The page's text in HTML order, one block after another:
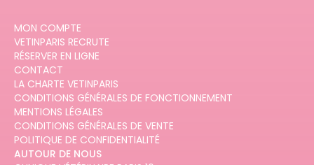
MON COMPTE
VETINPARIS RECRUTE
RÉSERVER EN LIGNE
CONTACT
LA CHARTE VETINPARIS
CONDITIONS GÉNÉRALES DE FONCTIONNEMENT
MENTIONS LÉGALES
CONDITIONS GÉNÉRALES DE VENTE
POLITIQUE DE CONFIDENTIALITÉ
AUTOUR DE NOUS